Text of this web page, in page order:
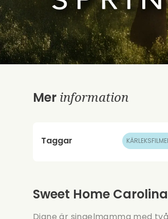
Mer information
Taggar
Sweet Home Carolina